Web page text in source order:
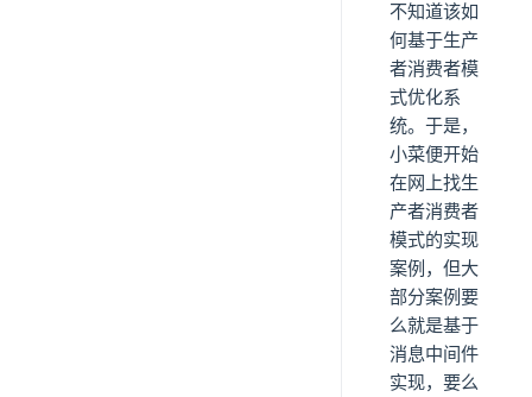
不知道该如
何基于生产
者消费者模
式优化系
统。于是，
小菜便开始
在网上找生
产者消费者
模式的实现
案例，但大
部分案例要
么就是基于
消息中间件
实现，要么